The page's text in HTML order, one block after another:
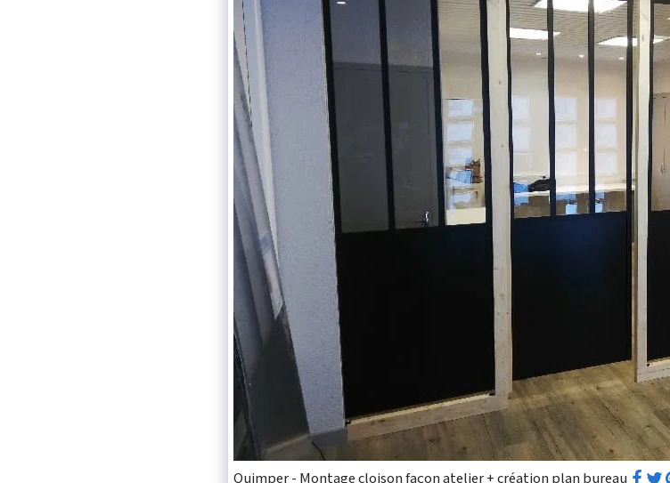
Quimper - Montage cloison façon atelier + création plan bureau